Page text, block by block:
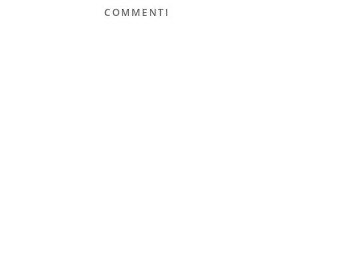
COMMENTI